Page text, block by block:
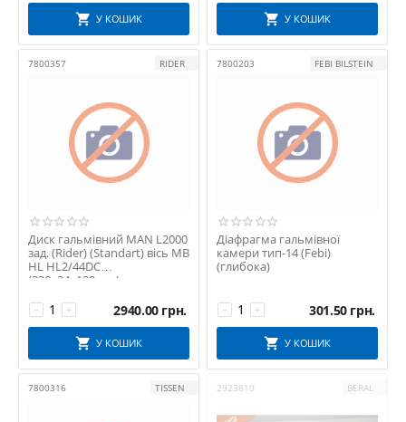
У КОШИК У КОШИК
7800357 RIDER
Диск гальмівний MAN L2000
зад. (Rider) (Standart) вісь MB
HL HL2/44DC
(330х34х129мм.)
+
− 2940.00 грн.
У КОШИК
7800203 FEBI BILSTEIN
Діафрагма гальмівної
камери тип-14 (Febi)
(глибока)
+
− 301.50 грн.
У КОШИК
7800316 TISSEN 2923810 BERAL